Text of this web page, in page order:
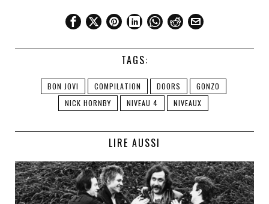
TAGS:
BON JOVI COMPILATION DOORS
GONZO
NICK HORNBY
NIVEAU 4 NIVEAUX
LIRE AUSSI